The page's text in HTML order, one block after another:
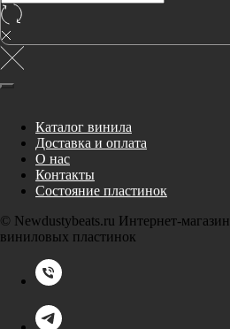
Каталог винила
Доставка и оплата
О нас
Контакты
Состояние пластинок
© Newdustybeats.ru Интернет-магазин
виниловых пластинок